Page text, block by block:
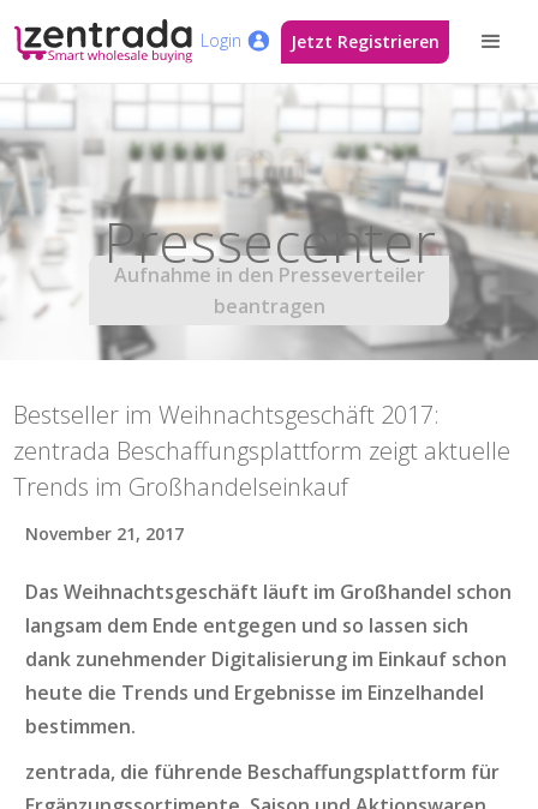
Login Jetzt Registrieren
Pressecenter
Aufnahme in den Presseverteiler
beantragen
Bestseller im Weihnachtsgeschäft 2017:
zentrada Beschaffungsplattform zeigt aktuelle
Trends im Großhandelseinkauf
November 21, 2017
Das Weihnachtsgeschäft läuft im Großhandel schon
langsam dem Ende entgegen und so lassen sich
dank zunehmender Digitalisierung im Einkauf schon
heute die Trends und Ergebnisse im Einzelhandel
bestimmen.
zentrada, die führende Beschaffungsplattform für